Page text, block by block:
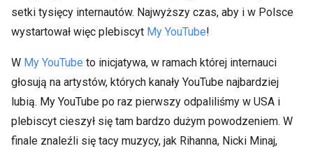
setki tysięcy internautów. Najwyższy czas, aby i w Polsce
wystartował więc plebiscyt My YouTube!
W My YouTube to inicjatywa, w ramach której internauci
głosują na artystów, których kanały YouTube najbardziej
lubią. My YouTube po raz pierwszy odpaliliśmy w USA i
plebiscyt cieszył się tam bardzo dużym powodzeniem. W
finale znaleźli się tacy muzycy, jak Rihanna, Nicki Minaj,